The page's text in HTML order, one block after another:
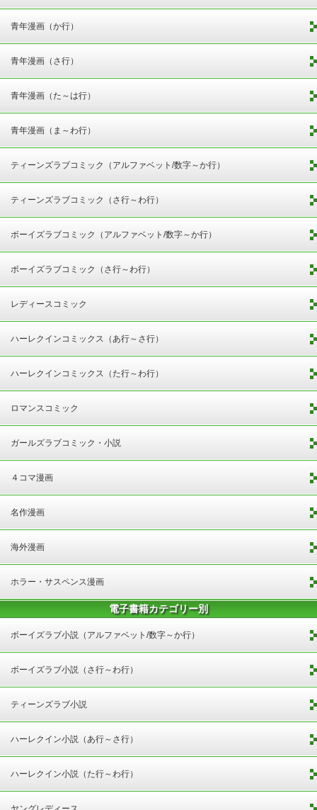
青年漫画（か行）
青年漫画（さ行）
青年漫画（た～は行）
青年漫画（ま～わ行）
ティーンズラブコミック（アルファベット/数字～か行）
ティーンズラブコミック（さ行～わ行）
ボーイズラブコミック（アルファベット/数字～か行）
ボーイズラブコミック（さ行～わ行）
レディースコミック
ハーレクインコミックス（あ行～さ行）
ハーレクインコミックス（た行～わ行）
ロマンスコミック
ガールズラブコミック・小説
４コマ漫画
名作漫画
海外漫画
ホラー・サスペンス漫画
電子書籍カテゴリー別
ボーイズラブ小説（アルファベット/数字～か行）
ボーイズラブ小説（さ行～わ行）
ティーンズラブ小説
ハーレクイン小説（あ行～さ行）
ハーレクイン小説（た行～わ行）